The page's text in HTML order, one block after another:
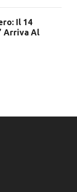
Il 14
Arriva Al